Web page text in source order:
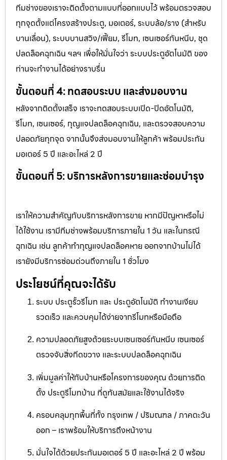
ทีมช่างของเราจะติดตั้งตามแบบที่ออกแบบไว้ พร้อมตรวจสอบ
ทุกจุดตั้งแต่โครงสร้างประตู, มอเตอร์, ระบบล้อ/ราง (สำหรับ
บานเลื่อน), ระบบบานสวิง/เฟี้ยม, รีโมท, เซนเซอร์กันหนีบ, ชุด
ปลดล็อคฉุกเฉิน ฯลฯ เพื่อให้มั่นใจว่า ระบบประตูอัตโนมัติ ของ
ท่านจะทำงานได้อย่างราบรื่น
ขั้นตอนที่ 4: ทดสอบระบบ และส่งมอบงาน
หลังจากติดตั้งเสร็จ เราจะทดสอบระบบเปิด-ปิดอัตโนมัติ,
รีโมท, เซนเซอร์, กุญแจปลดล็อคฉุกเฉิน, และตรวจสอบความ
ปลอดภัยทุกจุด จากนั้นจึงส่งมอบงานให้ลูกค้า พร้อมประกัน
มอเตอร์ 5 ปี และอะไหล่ 2 ปี
ขั้นตอนที่ 5: บริการหลังการขายและซ่อมบำรุง
เราให้ความสำคัญกับบริการหลังการขาย หากมีปัญหาหรือไม่
ได้ใช้งาน เรามีทีมช่างพร้อมบริการภายใน 1 วัน และในกรณี
ฉุกเฉิน เช่น ลูกค้าทำกุญแจปลดล็อคหาย ออกจากบ้านไม่ได้
เรายังมีบริการซ่อมด่วนถึงภายใน 1 ชั่วโมง
ประโยชน์ที่คุณจะได้รับ
ระบบ ประตูรั้วรีโมท และ ประตูอัตโนมัติ ทำงานเงียบ
รวดเร็ว และควบคุมได้ง่ายจากรีโมทหรือมือถือ
ความปลอดภัยสูงด้วยระบบเซนเซอร์กันหนีบ เซนเซอร์
ตรวจจับสิ่งกีดขวาง และระบบปลดล็อคฉุกเฉิน
เพิ่มมูลค่าให้กับบ้านหรือโครงการของคุณ ด้วยการติด
ตั้ง ประตูรีโมทบ้าน ที่ดูทันสมัยและใช้งานได้จริง
ครอบคลุมทุกพื้นที่ทั้ง กรุงเทพ / ปริมณฑล / ภาคตะวัน
ออก – เราพร้อมให้บริการถึงหน้างาน
มั่นใจได้ด้วยประกันมอเตอร์ 5 ปี และอะไหล่ 2 ปี พร้อม